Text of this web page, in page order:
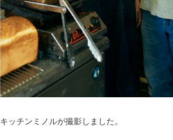
キッチンミノルが撮影しました。